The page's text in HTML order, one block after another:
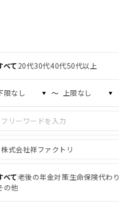
べて 20代30代40代50代以上
〜
べて老後の年金対策生命保険代わり
の他